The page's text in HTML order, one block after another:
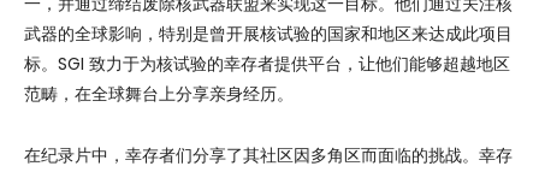
武器的全球影响，特别是曾开展核试验的国家和地区来达成此项目
标。SGI 致力于为核试验的幸存者提供平台，让他们能够超越地区
范畴，在全球舞台上分享亲身经历。
在纪录片中，幸存者们分享了其社区因多角区而面临的挑战。幸存